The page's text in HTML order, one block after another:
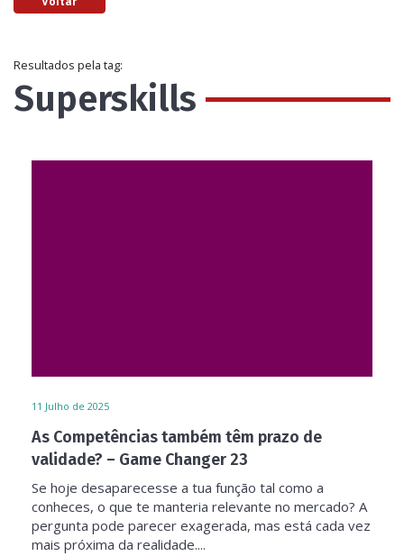
Resultados pela tag:
Superskills
11 Julho de 2025
As Competências também têm prazo de
validade? – Game Changer 23
Se hoje desaparecesse a tua função tal como a
conheces, o que te manteria relevante no mercado? A
pergunta pode parecer exagerada, mas está cada vez
mais próxima da realidade....